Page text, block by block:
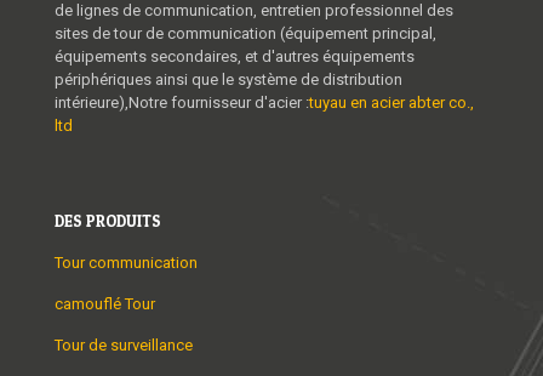
de lignes de communication, entretien professionnel des
sites de tour de communication (équipement principal,
équipements secondaires, et d'autres équipements
périphériques ainsi que le système de distribution
intérieure),Notre fournisseur d'acier :tuyau en acier abter co.,
ltd
DES PRODUITS
Tour communication
camouflé Tour
Tour de surveillance